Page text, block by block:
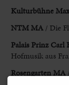
Kulturbühne
NTM MA / Die
Palais Prinz Carl
Hofmusik aus
Rosengarten MA